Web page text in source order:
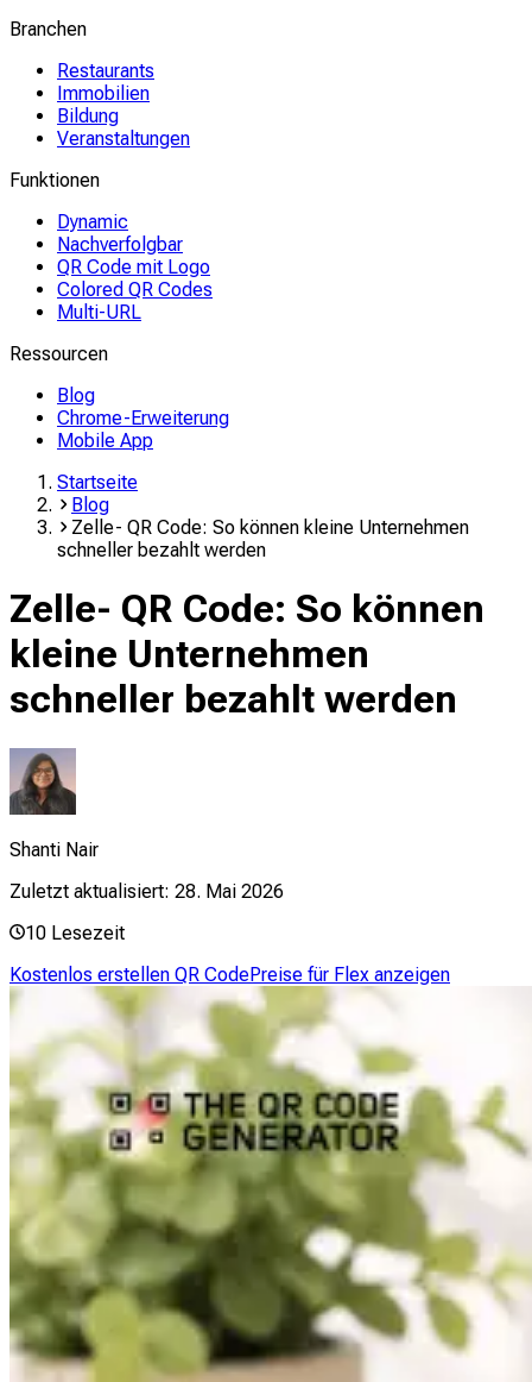
Branchen
Restaurants
Immobilien
Bildung
Veranstaltungen
Funktionen
Dynamic
Nachverfolgbar
QR Code mit Logo
Colored QR Codes
Multi-URL
Ressourcen
Blog
Chrome-Erweiterung
Mobile App
Startseite
Blog
Zelle- QR Code: So können kleine Unternehmen
schneller bezahlt werden
Zelle- QR Code: So können
kleine Unternehmen
schneller bezahlt werden
Shanti Nair
Zuletzt aktualisiert: 28. Mai 2026
10 Lesezeit
Kostenlos erstellen QR CodePreise für Flex anzeigen